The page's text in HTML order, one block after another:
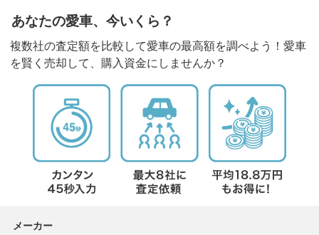
あなたの愛車、今いくら？
複数社の査定額を比較して愛車の最高額を調べよう！愛車
を賢く売却して、購入資金にしませんか？
メーカー